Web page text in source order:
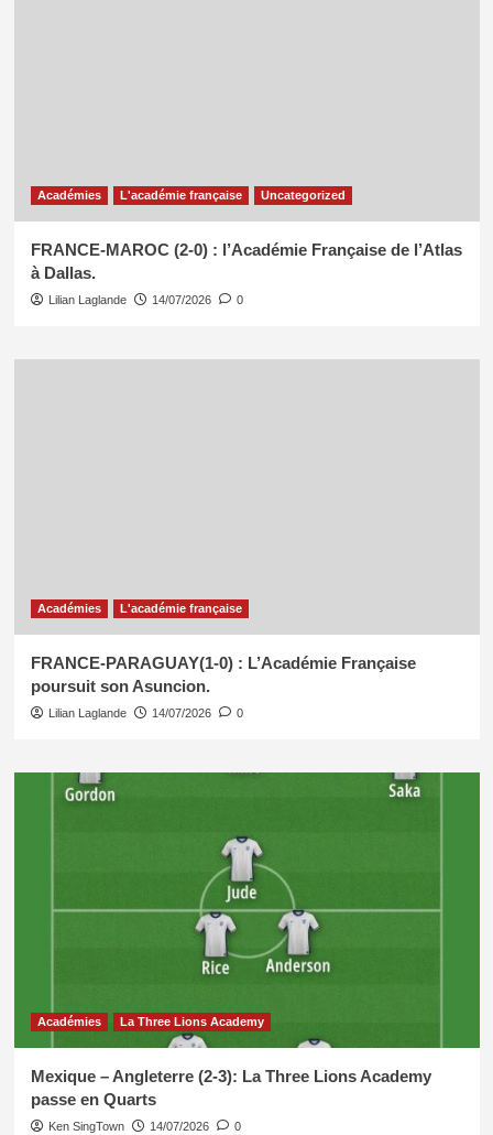
Académies L'académie française Uncategorized
FRANCE-MAROC (2-0) : l’Académie Française de l’Atlas
à Dallas.
Lilian Laglande 14/07/2026 0
Académies L'académie française
FRANCE-PARAGUAY(1-0) : L’Académie Française
poursuit son Asuncion.
Lilian Laglande 14/07/2026 0
Académies La Three Lions Academy
Mexique – Angleterre (2-3): La Three Lions Academy
passe en Quarts
Ken SingTown 14/07/2026 0